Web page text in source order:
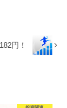
円！